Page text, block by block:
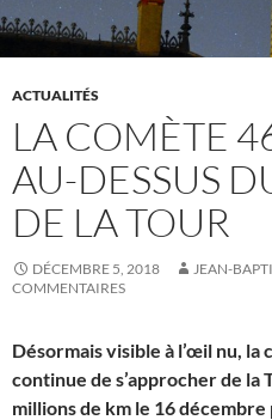
ACTUALITÉS
LA COMÈTE
AU-DESSUS
DE LA TOUR
DÉCEMBRE 5, 2018 JEAN-
COMMENTAIRES
Désormais visible à l’œil nu,
continue de s’approcher de la
millions de km le 16 décembre